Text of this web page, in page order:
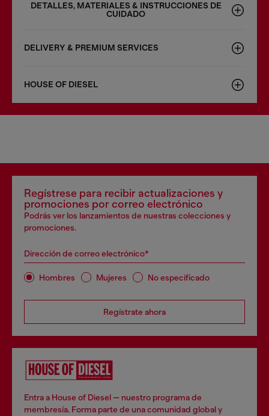
DETALLES, MATERIALES & INSTRUCCIONES DE
CUIDADO
DELIVERY & PREMIUM SERVICES
HOUSE OF DIESEL
Regístrese para recibir actualizaciones y
promociones por correo electrónico
Podrás ver los lanzamientos de nuestras colecciones y
promociones.
Dirección de correo electrónico*
Hombres Mujeres No especificado
Regístrate ahora
Entra a House of Diesel — nuestro programa de
membresía. Forma parte de una comunidad global y